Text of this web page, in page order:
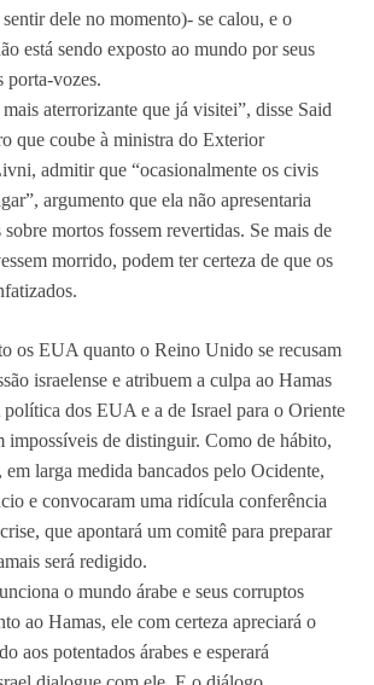
sentir dele no momento)- se calou, e o
está sendo exposto ao mundo por seus
porta-vozes.
aterrorizante que já visitei”, disse Said
que coube à ministra do Exterior
admitir que “ocasionalmente os civis
argumento que ela não apresentaria
sobre mortos fossem revertidas. Se mais de
morrido, podem ter certeza de que os
os EUA quanto o Reino Unido se recusam
israelense e atribuem a culpa ao Hamas
política dos EUA e a de Israel para o Oriente
impossíveis de distinguir. Como de hábito,
em larga medida bancados pelo Ocidente,
e convocaram uma ridícula conferência
que apontará um comitê para preparar
será redigido.
o mundo árabe e seus corruptos
ao Hamas, ele com certeza apreciará o
aos potentados árabes e esperará